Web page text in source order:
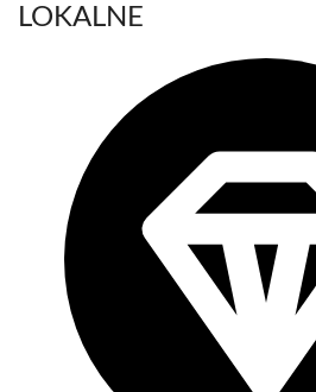
LOKALNE